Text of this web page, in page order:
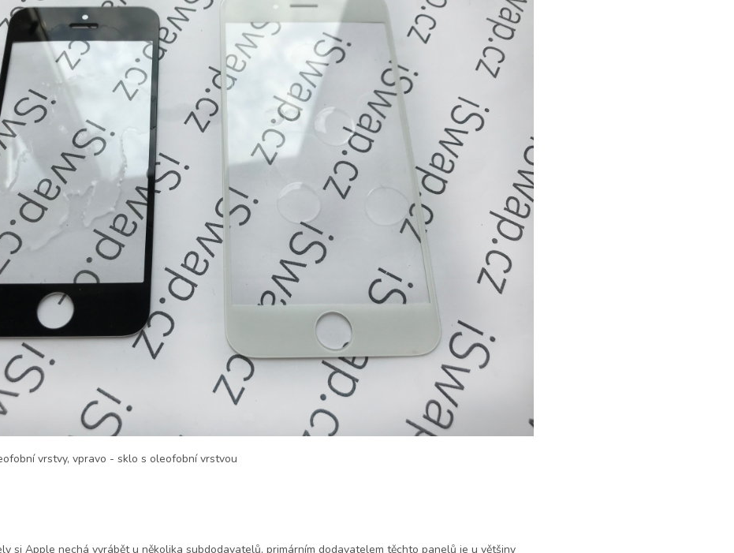
vrstvy, vpravo - sklo s oleofobní vrstvou
si Apple nechá vyrábět u několika subdodavatelů, primárním dodavatelem těchto panelů je u většiny